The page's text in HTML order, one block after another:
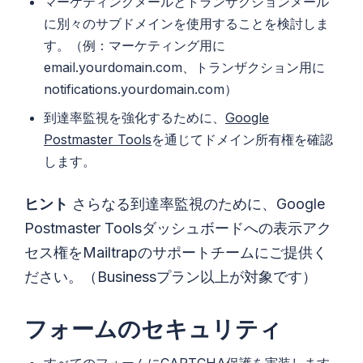
に別々のサブドメインを使用することを検討しま
す。（例：マーケティング用に
email.yourdomain.com、トランザクション用に
notifications.yourdomain.com）
到達率監視を強化するために、 Google
Postmaster Toolsを通じてドメイン所有権を確認
します。
ヒント さらなる到達率監視のために、Google
Postmaster Toolsダッシュボードへの表示アク
セス権をMailtrapのサポートチームにご提供く
ださい。（Businessプラン以上が対象です）
フォームのセキュリティ